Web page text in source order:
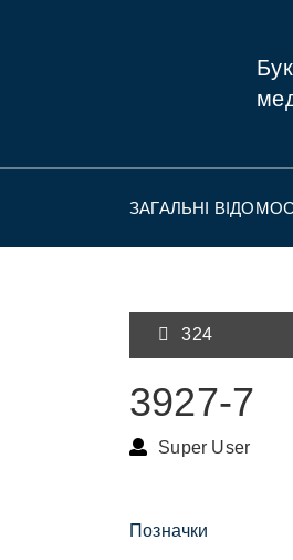
ЗАГАЛЬНІ
324
3927-7
Super User
Позначки